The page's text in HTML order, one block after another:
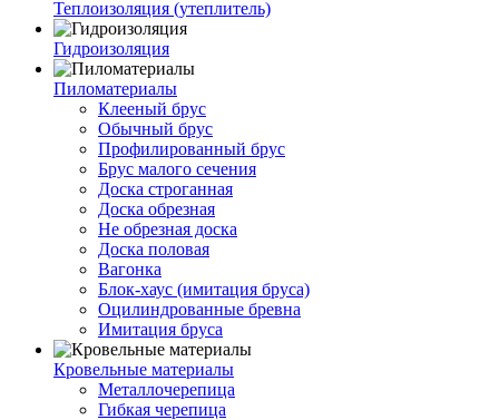
Теплоизоляция (утеплитель)
Гидроизоляция
Пиломатериалы
Клееный брус
Обычный брус
Профилированный брус
Брус малого сечения
Доска строганная
Доска обрезная
Не обрезная доска
Доска половая
Вагонка
Блок-хаус (имитация бруса)
Оцилиндрованные бревна
Имитация бруса
Кровельные материалы
Металлочерепица
Гибкая черепица